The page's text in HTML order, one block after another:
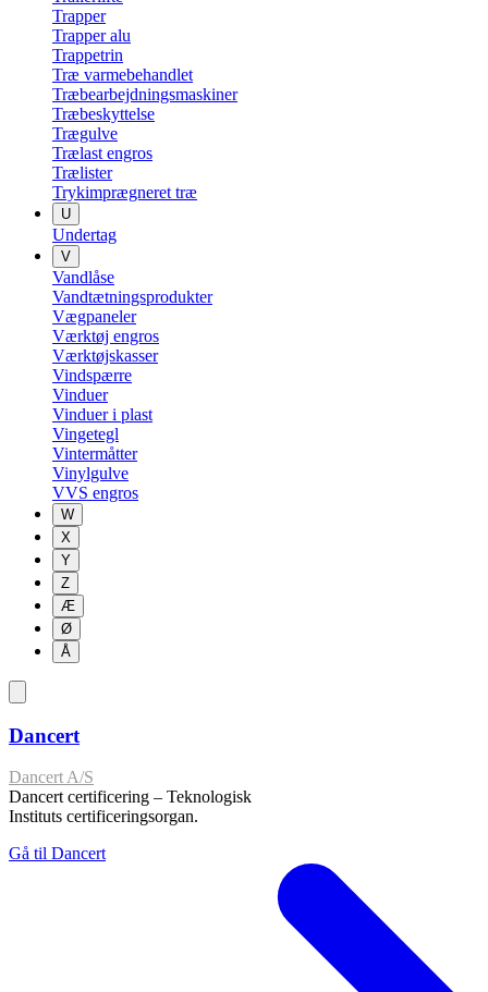
Trapper
Trapper alu
Trappetrin
Træ varmebehandlet
Træbearbejdningsmaskiner
Træbeskyttelse
Trægulve
Trælast engros
Trælister
Trykimprægneret træ
U
Undertag
V
Vandlåse
Vandtætningsprodukter
Vægpaneler
Værktøj engros
Værktøjskasser
Vindspærre
Vinduer
Vinduer i plast
Vingetegl
Vintermåtter
Vinylgulve
VVS engros
W
X
Y
Z
Æ
Ø
Å
Dancert
Dancert A/S
Dancert certificering – Teknologisk
Instituts certificeringsorgan.
Gå til Dancert